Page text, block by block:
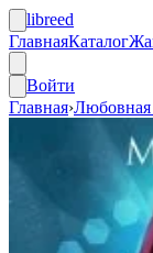
libreed
ГлавнаяКаталог
Войти
Главная›Любовная